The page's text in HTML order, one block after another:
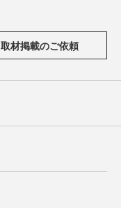
取材掲載のご依頼